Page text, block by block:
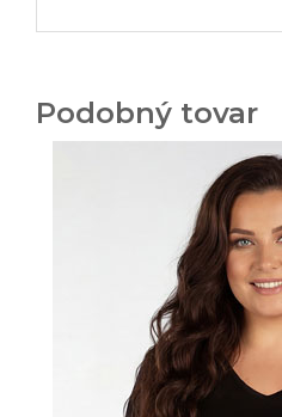
Podobný tovar